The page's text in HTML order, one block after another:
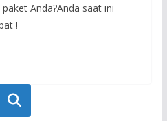
Anda?Anda saat ini
!
Search